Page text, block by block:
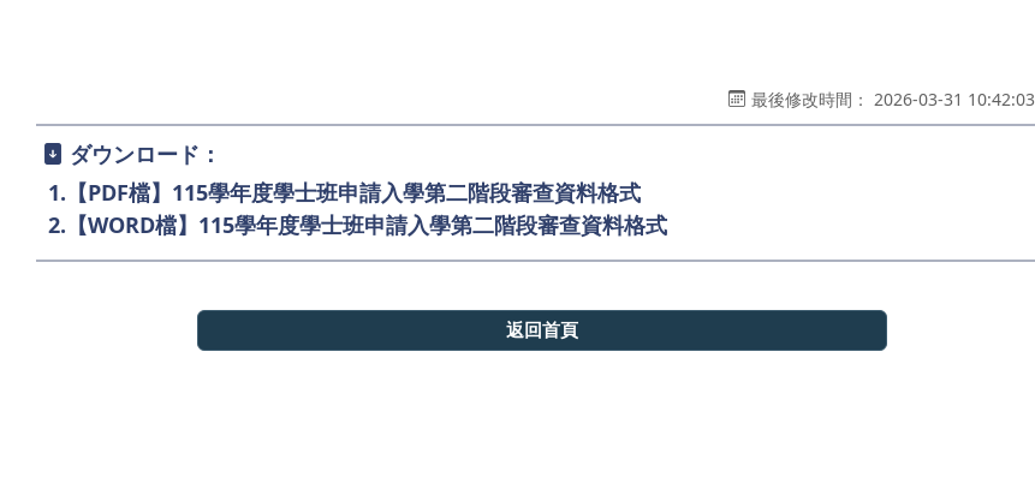
最後修改時間： 2026-03-31 10:42:03
ダウンロード：
1. 【PDF檔】115學年度學士班申請入學第二階段審查資料格式
2. 【WORD檔】115學年度學士班申請入學第二階段審查資料格式
返回首頁